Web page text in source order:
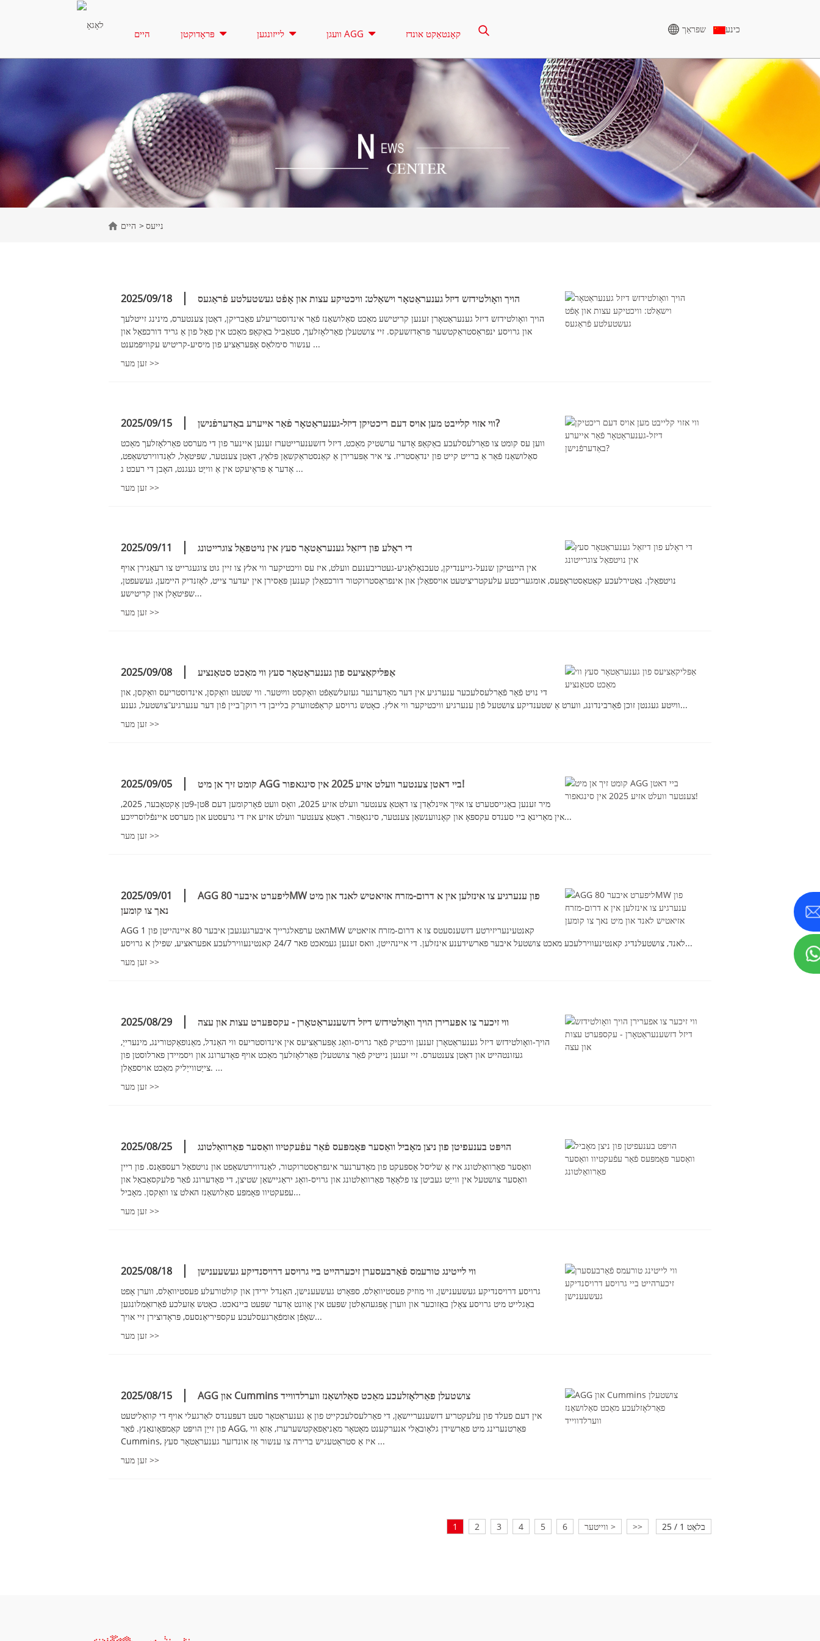
היים פּראָדוקטן
א סעריע 16.5-150 קוואַ
CU סעריע 33-300 KVA
פּ סעריע 10-220 קוואַ
א סעריע 165-388KVA
פּ סעריע 250-1100 קוואַ
CU סעריע 825-3438 KVA
פּ סעריע 825-1880 קוו״א
M סעריע 1100-4000 KVA
לייטינג טורעם רענטאַל הויך וואָולטידזש גענעראַטאָר
קאָנטראָל
לייזונגען וועגן AGG קאָנטאַקט אונדז שפּראַך כינע
היים נייעס
2025/09/18 הויך וואָולטידזש דיזל גענעראַטאָר וישאַלט: וויכטיקע עצות און אָפֿט געשטעלטע פֿראַגעס
הויך וואָולטידזש דיזל גענעראַטאָרן זענען קריטישע מאַכט סאַלושאַנז פֿאַר אינדוסטריעלע פאַבריקן, דאַטן צענטערס, מינינג זייטלעך
און גרויסע ינפראַסטראַקטשער פּראַדזשעקס. זיי צושטעלן פאַרלאָזלעך, סטאַביל באַקאַפּ מאַכט אין פאַל פון אַ גריד דורכפאַל און
ענשור סימלאַס אָפּעראַציע פון ​​מיסיע-קריטיש עקוויפּמענט ...
זען מער >>
2025/09/15 ווי אזוי קלייבט מען אויס דעם ריכטיקן דיזל-גענעראַטאָר פֿאַר אייערע באַדערפֿנישן?
ווען עס קומט צו פאַרלעסלעכע באַקאַפּ אָדער ערשטיק מאַכט, דיזל דזשענערייטערז זענען איינער פון די מערסט פאַרלאָזלעך מאַכט
סאַלושאַנז פֿאַר אַ ברייט קייט פון ינדאַסטריז. צי איר אַפּערירן אַ קאַנסטראַקשאַן פּלאַץ, דאַטן צענטער, שפּיטאָל, לאַנדווירטשאַפט,
אָדער אַ פּראָיעקט אין אַ ווייַט געגנט, האָבן די רעכט ג ...
זען מער >>
2025/09/11 די ראָלע פון ​​דיזאַל גענעראַטאָר סעץ אין נויטפאַל צוגרייטונג
אין היינטיקן שנעל-גייענדיקן, טעכנאָלאָגיע-געטריבענעם וועלט, איז עס וויכטיקער ווי אלץ צו זיין גוט צוגעגרייט צו רעאַגירן אויף
נויטפאַלן. נאַטירלעכע קאַטאַסטראָפעס, אומגעריכטע עלעקטריציטעט אויספאַלן און אינפראַסטרוקטור דורכפאַלן קענען פּאַסירן אין יעדער צייט, לאָזנדיק היימען, געשעפטן,
שפּיטאָלן און קריטישע...
זען מער >>
2025/09/08 אַפּליקאַציעס פון גענעראַטאָר סעץ ווי מאַכט סטאַנציע
די נויט פֿאַר פֿאַרלעסלעכער ענערגיע אין דער מאָדערנער געזעלשאַפֿט וואַקסט ווײַטער. ווי שטעט וואַקסן, אינדוסטריעס וואַקסן, און
ווײַטע געגנטן זוכן פֿאַרבינדונג, ווערט אַ שטענדיקע צושטעל פֿון ענערגיע וויכטיקער ווי אלץ. כאָטש גרויסע קראַפֿטווערק בלייבן די רוקן־ביין פֿון דער ענערגיע־צושטעל, גענע...
זען מער >>
2025/09/05 קומט זיך אן מיט AGG ביי דאטן צענטער וועלט אזיע 2025 אין סינגאפור!
מיר זענען באַגייסטערט צו אײַך אײַנלאַדן צו דאַטאַ צענטער וועלט אזיע 2025, וואָס וועט פֿאָרקומען דעם 8טן-9טן אָקטאָבער, 2025,
אין מאַרינאַ ביי סענדס עקספּאָ און קאָנווענשאַן צענטער, סינגאַפּור. דאַטאַ צענטער וועלט אזיע איז די גרעסטע און מערסט איינפֿלוסרײַכע...
זען מער >>
2025/09/01
AGG ליפערט איבער 80MW פון ענערגיע צו אינזלען אין א דרום-מזרח אזיאטיש לאנד און מיט
נאך צו קומען
AGG האט ערפאלגרייך איבערגעגעבן איבער 80 איינהייטן פון 1MW קאנטעינעריזירטע דזשענסעטס צו א דרום-מזרח אזיאטיש
לאנד, צושטעלנדיג קאנטינעווירלעכע מאכט צושטעל איבער פארשידענע אינזלען. די איינהייטן, וואס זענען געמאכט פאר 24/7 קאנטינעווירלעכע אפעראציע, שפילן א גרויסע...
זען מער >>
2025/08/29 ווי זיכער צו אפערירן הויך וואָולטידזש דיזל דזשענעראַטאָרן - עקספּערט עצות און עצה
הויך-וואָולטידזש דיזל גענעראַטאָרן זענען וויכטיק פֿאַר גרויס-וואָג אָפּעראַציעס אין אינדוסטריעס ווי האַנדל, מאַנופאַקטורינג, מינערייַ,
געזונטהייט און דאַטן צענטערס. זיי זענען נייטיק פֿאַר צושטעלן פאַרלאָזלעך מאַכט אויף פאָדערונג און ויסמיידן פארלוסטן פון
צייַטווייַליק מאַכט אויספאַלן. ...
זען מער >>
2025/08/25 הויפּט בענעפיטן פון ניצן מאָביל וואַסער פּאָמפּעס פֿאַר עפֿעקטיוו וואַסער פאַרוואַלטונג
וואַסער פאַרוואַלטונג איז אַ שליסל אַספּעקט פון מאָדערנער אינפראַסטרוקטור, לאַנדווירטשאַפט און נויטפאַל רעספּאָנס. פון ריין
וואַסער צושטעל אין ווייַט געביטן צו פלאָאָד פאַרוואַלטונג און גרויס-וואָג יראַגיישאַן שטיצן, די פאָדערונג פֿאַר פלעקסאַבאַל און
עפעקטיוו פּאָמפּע סאַלושאַנז האלט צו וואַקסן. מאָביל...
זען מער >>
2025/08/18 ווי לייטינג טורעמס פֿאַרבעסערן זיכערהייט ביי גרויסע דרויסנדיקע געשעענישן
גרויסע דרויסנדיקע געשעענישן, ווי מוזיק פעסטיוואַלס, ספּאָרט געשעענישן, האַנדל ירידן און קולטורעלע פעסטיוואַלס, ווערן אָפט
באַגלייט מיט גרויסע צאָלן באַזוכער און ווערן אָפּגעהאַלטן שפּעט אין אָוונט אָדער שפּעט ביינאכט. כאָטש אַזעלכע פֿאַרזאַמלונגען
שאַפֿן אומפֿאַרגעסלעכע עקספּיריאַנסעס, פּראָדוצירן זיי אויך...
זען מער >>
2025/08/15 AGG און Cummins צושטעלן פאַרלאָזלעכע מאַכט סאַלושאַנז ווערלדווייד
אין דעם פעלד פון עלעקטריע דזשענעריישאַן, די פאַרלעסלעכקייט פון אַ גענעראַטאָר סעט דעפּענדס לאַרגעלי אויף די קוואַליטעט
פון זייַן הויפּט קאַמפּאָונאַנץ. פֿאַר AGG, פּאַרטנערינג מיט פאַרשידן גלאָובאַלי אנערקענט מאָטאָר מאַניאַפאַקטשערערז, אַזאַ ווי
Cummins, איז אַ סטראַטעגיש ברירה צו ענשור אַז אונדזער גענעראַטאָר סעץ ...
זען מער >>
1 2 3 4 5 6 ווייטער > >> בלאַט 1 / 25